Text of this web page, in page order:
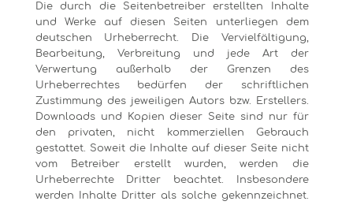
Die durch die Seitenbetreiber erstellten Inhalte
und Werke auf diesen Seiten unterliegen dem
deutschen Urheberrecht. Die Vervielfältigung,
Bearbeitung, Verbreitung und jede Art der
Verwertung außerhalb der Grenzen des
Urheberrechtes bedürfen der schriftlichen
Zustimmung des jeweiligen Autors bzw. Erstellers.
Downloads und Kopien dieser Seite sind nur für
den privaten, nicht kommerziellen Gebrauch
gestattet. Soweit die Inhalte auf dieser Seite nicht
vom Betreiber erstellt wurden, werden die
Urheberrechte Dritter beachtet. Insbesondere
werden Inhalte Dritter als solche gekennzeichnet.